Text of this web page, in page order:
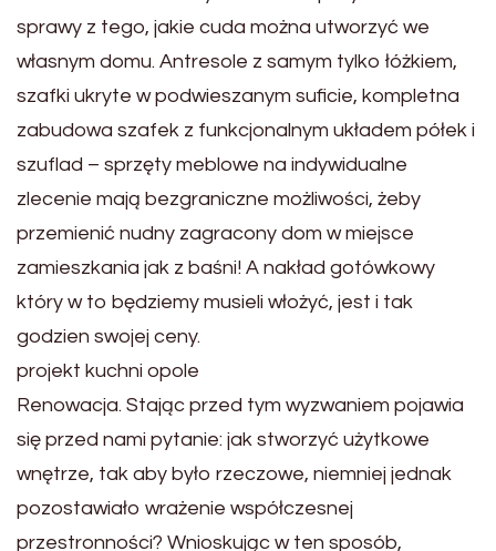
sprawy z tego, jakie cuda można utworzyć we
własnym domu. Antresole z samym tylko łóżkiem,
szafki ukryte w podwieszanym suficie, kompletna
zabudowa szafek z funkcjonalnym układem półek i
szuflad – sprzęty meblowe na indywidualne
zlecenie mają bezgraniczne możliwości, żeby
przemienić nudny zagracony dom w miejsce
zamieszkania jak z baśni! A nakład gotówkowy
który w to będziemy musieli włożyć, jest i tak
godzien swojej ceny.
projekt kuchni opole
Renowacja. Stając przed tym wyzwaniem pojawia
się przed nami pytanie: jak stworzyć użytkowe
wnętrze, tak aby było rzeczowe, niemniej jednak
pozostawiało wrażenie współczesnej
przestronności? Wnioskując w ten sposób,